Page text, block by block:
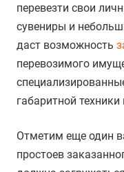
перевезти свои
сувениры и
даст возможность
перевозимого
габаритной
Отметим еще один
простоев